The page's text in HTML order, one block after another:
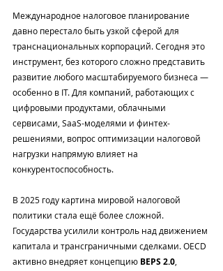
Международное налоговое планирование
давно перестало быть узкой сферой для
транснациональных корпораций. Сегодня это
инструмент, без которого сложно представить
развитие любого масштабируемого бизнеса —
особенно в IT. Для компаний, работающих с
цифровыми продуктами, облачными
сервисами, SaaS-моделями и финтех-
решениями, вопрос оптимизации налоговой
нагрузки напрямую влияет на
конкурентоспособность.
В 2025 году картина мировой налоговой
политики стала ещё более сложной.
Государства усилили контроль над движением
капитала и трансграничными сделками. OECD
активно внедряет концепцию BEPS 2.0,